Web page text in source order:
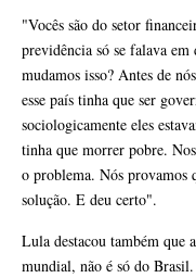
"Vocês são do setor
previdência só se falava
mudamos isso? Antes de
esse país tinha que ser
sociologicamente eles
tinha que morrer pobre.
o problema. Nós provamos
solução. E deu certo".
Lula destacou também que
mundial, não é só do